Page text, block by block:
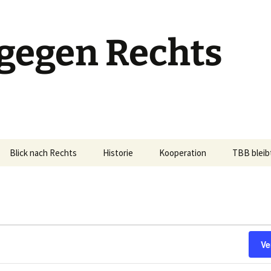
Rechts
Blick nach Rechts Historie Kooperation TBB